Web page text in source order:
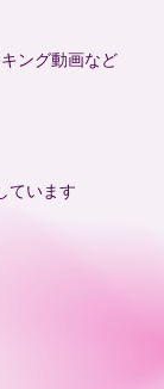
ング動画など
ています